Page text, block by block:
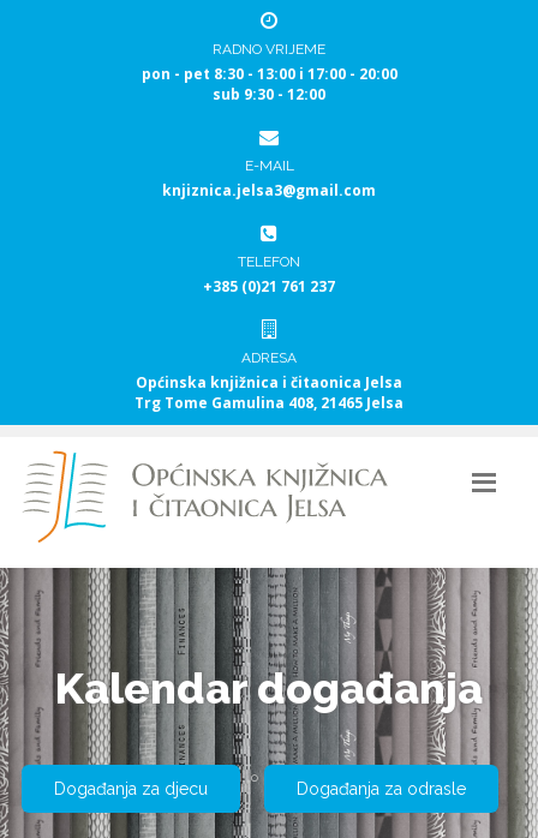
RADNO VRIJEME
pon - pet 8:30 - 13:00 i 17:00 - 20:00
sub 9:30 - 12:00
E-MAIL
knjiznica.jelsa3@gmail.com
TELEFON
+385 (0)21 761 237
ADRESA
Općinska knjižnica i čitaonica Jelsa
Trg Tome Gamulina 408, 21465 Jelsa
Kalendar događanja
Događanja za djecu Događanja za odrasle